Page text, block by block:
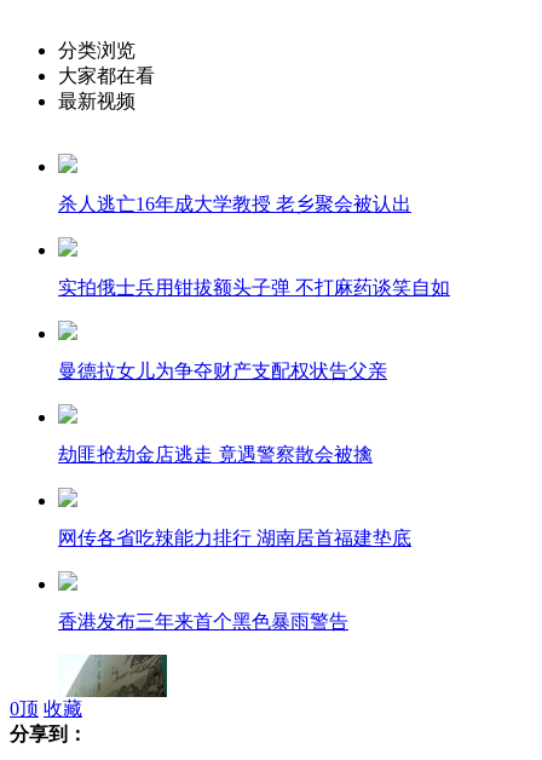
分类浏览
大家都在看
最新视频
杀人逃亡16年成大学教授 老乡聚会被认出
实拍俄士兵用钳拔额头子弹 不打麻药谈笑自如
曼德拉女儿为争夺财产支配权状告父亲
劫匪抢劫金店逃走 竟遇警察散会被擒
网传各省吃辣能力排行 湖南居首福建垫底
香港发布三年来首个黑色暴雨警告
昆明高价彩绘围挡引热议 官方企业各执一词
0顶 收藏
分享到：